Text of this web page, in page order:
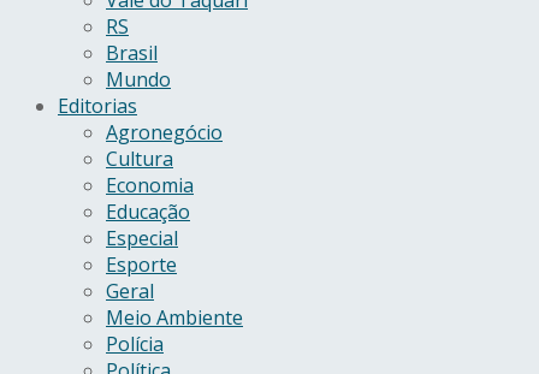
RS
Brasil
Mundo
Editorias
Agronegócio
Cultura
Economia
Educação
Especial
Esporte
Geral
Meio Ambiente
Polícia